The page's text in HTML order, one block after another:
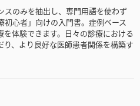
スのみを抽出し、専門用語を使わず
心者」向けの入門書。症例ベース
体験できます。日々の診療における
、より良好な医師患者関係を構築す